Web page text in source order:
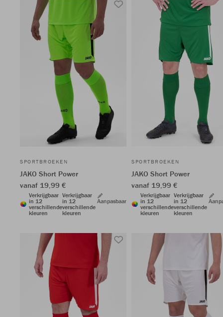
SPORTBROEKEN
JAKO Short Power
vanaf 19,99 €
Verkrijgbaar
in 12
verschillende
kleuren
Verkrijgbaar
in 12
verschillende
kleuren
Aanpasbaar
SPORTBROEKEN
JAKO Short Power
vanaf 19,99 €
Verkrijgbaar
in 12
verschillende
kleuren
Verkrijgbaar
in 12
verschillende
kleuren